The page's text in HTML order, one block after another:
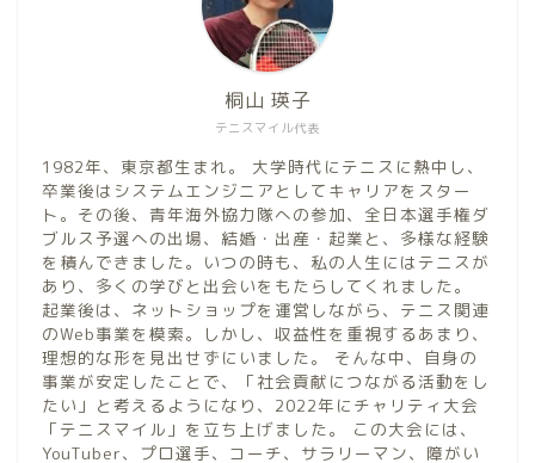
テニスマイル代表
桐山 瑛子
1982年、東京都生まれ。 大学時代にテニスに熱中し、
卒業後はシステムエンジニアとしてキャリアをスター
ト。その後、青年海外協力隊への参加、全日本選手権ダ
ブルス予選への出場、結婚・出産・起業と、多様な経験
を積んできました。いつの時も、私の人生にはテニスが
あり、多くの学びと出会いをもたらしてくれました。
起業後は、ネットショップを運営しながら、テニス関連
のWeb事業を模索。しかし、収益性を重視するあまり、
理想的な形を見出せずにいました。 そんな中、自身の
事業が安定したことで、「社会貢献につながる活動をし
たい」と考えるようになり、2022年にチャリティ大会
「テニスマイル」を立ち上げました。 この大会には、
YouTuber、プロ選手、コーチ、サラリーマン、障がい